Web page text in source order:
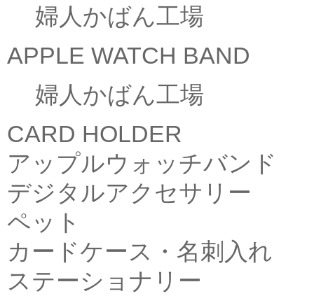
婦人かばん工場
APPLE WATCH BAND
婦人かばん工場
CARD HOLDER
アップルウォッチバンド
デジタルアクセサリー
ペット
カードケース・名刺入れ
ステーショナリー